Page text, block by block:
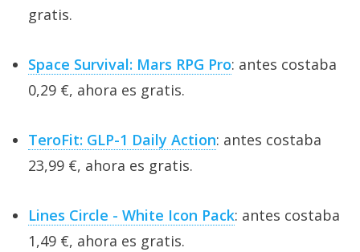
gratis.
Space Survival: Mars RPG Pro: antes costaba
0,29 €, ahora es gratis.
TeroFit: GLP-1 Daily Action: antes costaba
23,99 €, ahora es gratis.
Lines Circle - White Icon Pack: antes costaba
1,49 €, ahora es gratis.